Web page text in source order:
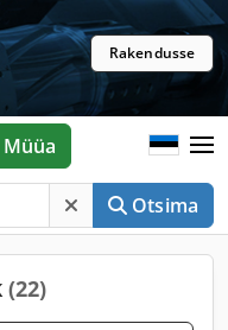
Rakendusse
Otsima
Müüa
(22)